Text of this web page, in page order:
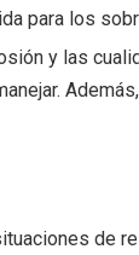
para los
y las
de